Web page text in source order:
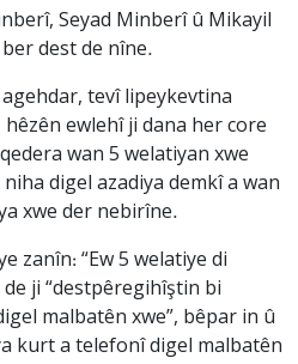
Seyad Minberî û Mikayil
dest de nîne.
tevî lipeykevtina
ewlehî ji dana her core
wan 5 welatiyan xwe
digel azadiya demkî a wan
xwe der nebirîne.
zanîn: “Ew 5 welatiye di
ji “destpêregihîştin bi
malbatên xwe”, bêpar in û
kurt a telefonî digel malbatên